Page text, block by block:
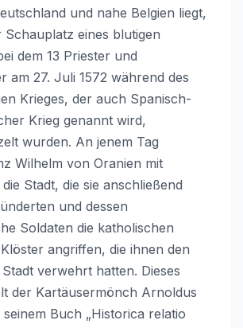
und nahe Belgien liegt,
Schauplatz eines blutigen
dem 13 Priester und
am 27. Juli 1572 während des
Krieges, der auch Spanisch-
Krieg genannt wird,
wurden. An jenem Tag
Wilhelm von Oranien mit
Stadt, die sie anschließend
und dessen
Soldaten die katholischen
angriffen, die ihnen den
verwehrt hatten. Dieses
der Kartäusermönch Arnoldus
Buch „Historica relatio